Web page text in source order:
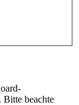
Bitte beachte